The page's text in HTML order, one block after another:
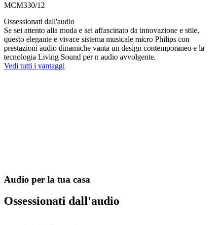
MCM330/12
Ossessionati dall'audio
Se sei attento alla moda e sei affascinato da innovazione e stile,
questo elegante e vivace sistema musicale micro Philips con
prestazioni audio dinamiche vanta un design contemporaneo e la
tecnologia Living Sound per n audio avvolgente.
Vedi tutti i vantaggi
Audio per la tua casa
Ossessionati dall'audio